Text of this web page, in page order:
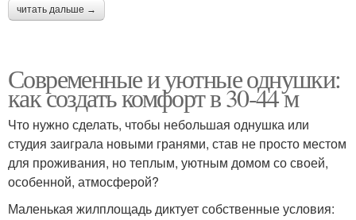
читать дальше →
Современные и уютные однушки:
как создать комфорт в 30-44 м
Что нужно сделать, чтобы небольшая однушка или
студия заиграла новыми гранями, став не просто местом
для проживания, но теплым, уютным домом со своей,
особенной, атмосферой?
Маленькая жилплощадь диктует собственные условия: